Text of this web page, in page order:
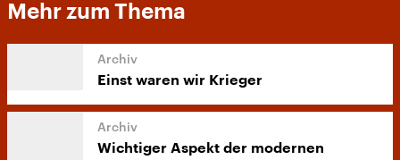
Mehr zum Thema
Einst waren wir Krieger
Wichtiger Aspekt der modernen